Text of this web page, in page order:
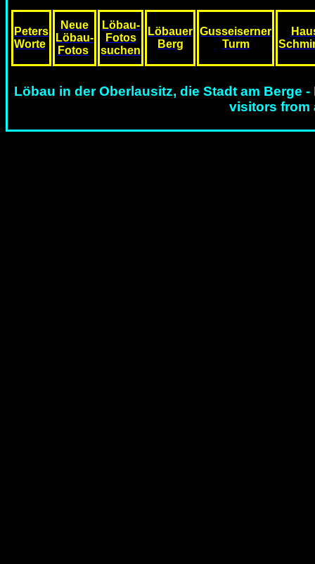
Peters
Worte
Neue
Löbau-
Fotos
Löbau-
Fotos
suchen
Löbauer
Berg
Gusseiserner
Turm
Löbau in der Oberlausitz, die Stadt am Berge
visitors from